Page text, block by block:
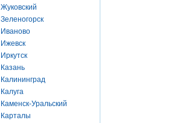
Жуковский
Зеленогорск
Иваново
Ижевск
Иркутск
Казань
Калининград
Калуга
Каменск-Уральский
Карталы